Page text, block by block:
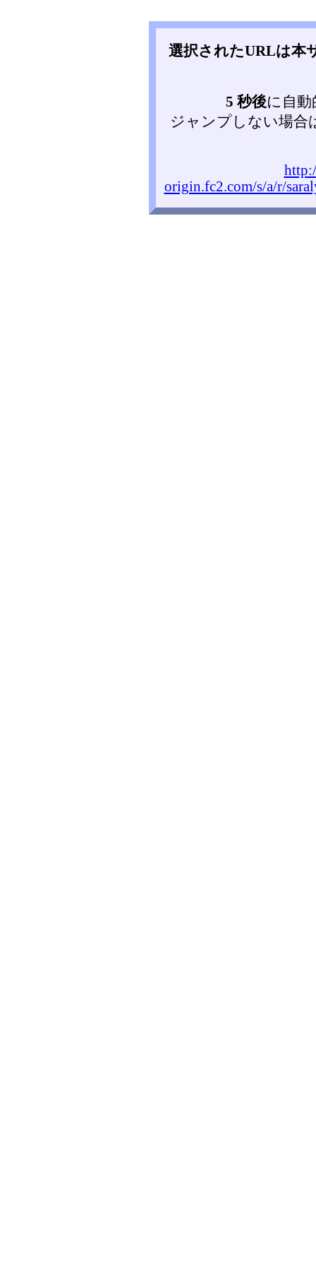
選択されたURLは本
5 秒後に自
ジャンプしない場合
origin.fc2.com/s/a/r/